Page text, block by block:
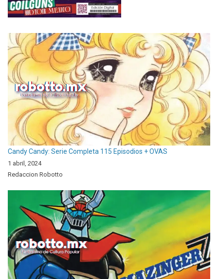
Candy Candy: Serie Completa 115 Episodios + OVAS
1 abril, 2024
Redaccion Robotto